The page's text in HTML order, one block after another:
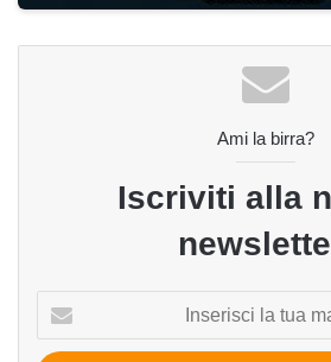
Ami la birra?
Iscriviti alla
tua